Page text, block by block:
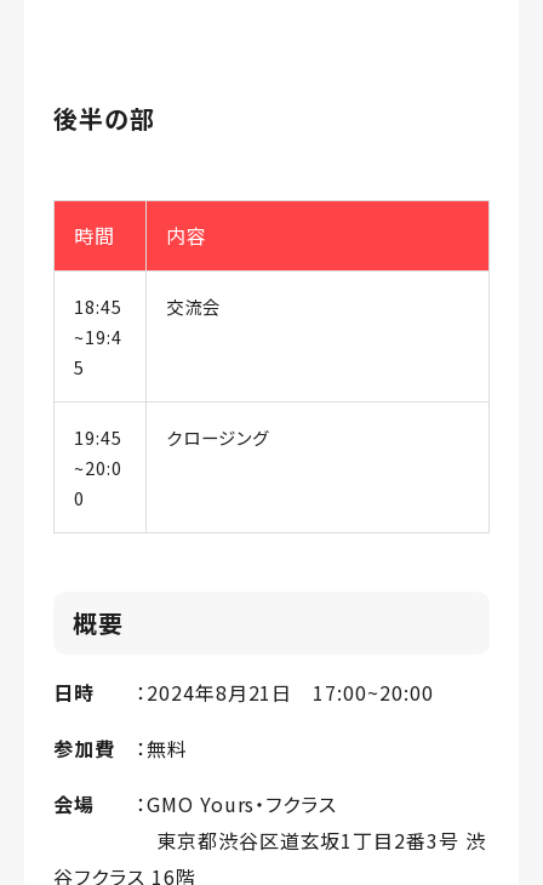
後半の部
時間 内容
18:45
~19:4
5
交流会
19:45
~20:0
0
クロージング
概要
日時 ：2024年8月21日 17:00~20:00
参加費 ：無料
会場 ：GMO Yours・フクラス
東京都渋谷区道玄坂1丁目2番3号 渋
谷フクラス 16階